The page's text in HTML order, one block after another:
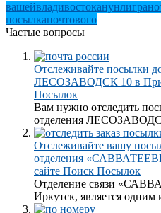
вашейвладивостоканунлигран
посылкапочтового
Частые вопросы
Отслеживайте посылки
ЛЕСОЗАВОДСК 10 в
Посылок
Вам нужно отследить
отделения
Отслеживайте вашу
отделения
сайте Поиск Посылок
Отделение связи
Иркутск, является одним